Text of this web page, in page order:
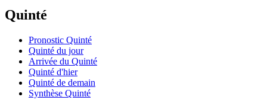
Quinté
Pronostic Quinté
Quinté du jour
Arrivée du Quinté
Quinté d'hier
Quinté de demain
Synthèse Quinté